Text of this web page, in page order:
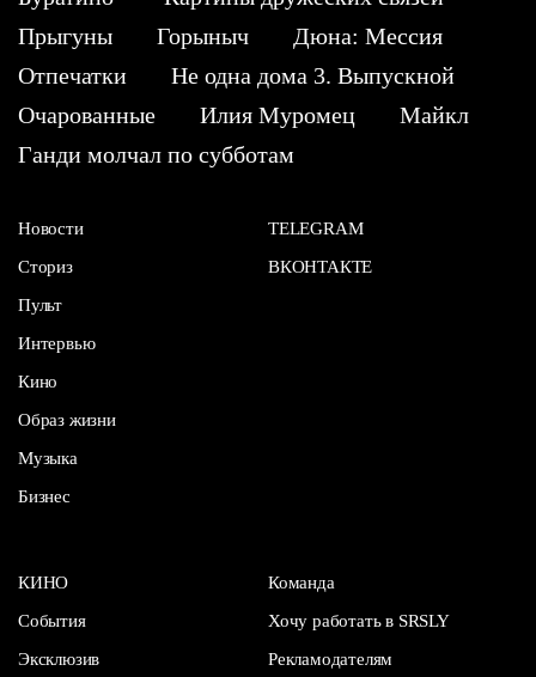
Прыгуны
Горыныч
Дюна: Мессия
Отпечатки
Не одна дома 3. Выпускной
Очарованные
Илия Муромец
Майкл
Ганди молчал по субботам
Новости
Сториз
Пульт
Интервью
Кино
Образ жизни
Музыка
Бизнес
TELEGRAM
ВКОНТАКТЕ
КИНО
События
Эксклюзив
Команда
Хочу работать в SRSLY
Рекламодателям